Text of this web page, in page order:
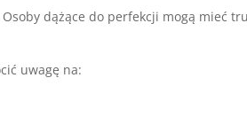
dążące do perfekcji mogą mieć
uwagę na: